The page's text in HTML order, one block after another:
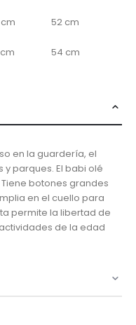
52 cm
54 cm
en la guardería, el
parques. El babi olé
botones grandes
en el cuello para
permite la libertad de
de la edad